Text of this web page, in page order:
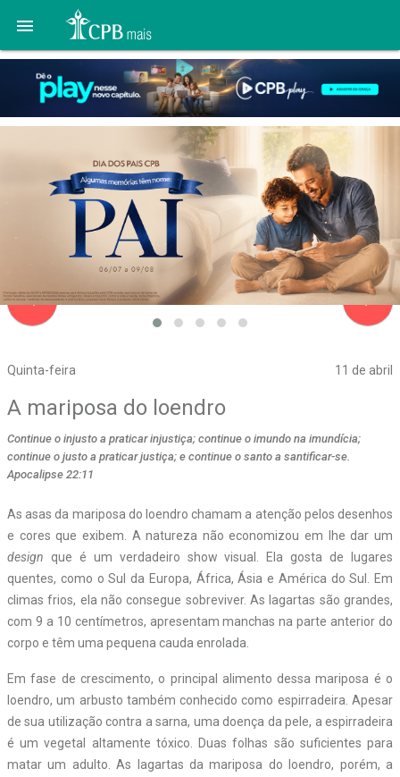

Quinta-feira 11 de abril
navigate_before
A mariposa do loendro
Continue o injusto a praticar injustiça; continue o imundo na imundícia;
continue o justo a praticar justiça; e continue o santo a santificar-se.
Apocalipse 22:11
As asas da mariposa do loendro chamam a atenção pelos desenhos
e cores que exibem. A natureza não economizou em lhe dar um
design que é um verdadeiro show visual. Ela gosta de lugares
quentes, como o Sul da Europa, África, Ásia e América do Sul. Em
climas frios, ela não consegue sobreviver. As lagartas são grandes,
com 9 a 10 centímetros, apresentam manchas na parte anterior do
corpo e têm uma pequena cauda enrolada.
Em fase de crescimento, o principal alimento dessa mariposa é o
loendro, um arbusto também conhecido como espirradeira. Apesar
de sua utilização contra a sarna, uma doença da pele, a espirradeira
é um vegetal altamente tóxico. Duas folhas são suficientes para
matar um adulto. As lagartas da mariposa do loendro, porém, a
navigate_next